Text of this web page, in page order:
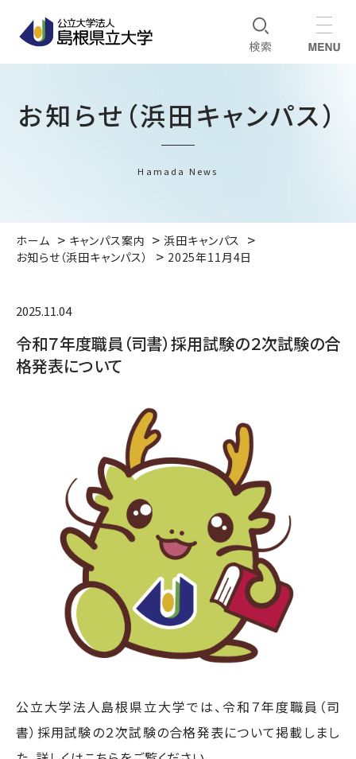
お知らせ（浜田キャンパス）
Hamada News
ホーム キャンパス案内
浜田キャンパス
お知らせ（浜田キャンパス）
2025年11月4日
2025.11.04
令和７年度職員（司書）採用試験の２次試験の合
格発表について
公立大学法人島根県立大学では、令和７年度職員（司
書）採用試験の２次試験の合格発表について掲載しまし